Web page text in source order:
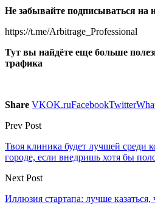
Не забывайте подписываться на
https://t.me/Arbitrage_Professional
Тут вы найдёте еще больше
трафика
Share VKOK.ruFacebookTwitter
Prev Post
Твоя клиника будет лучшей среди
городе, если внедришь хотя бы
Next Post
Иллюзия стартапа: лучше казаться,